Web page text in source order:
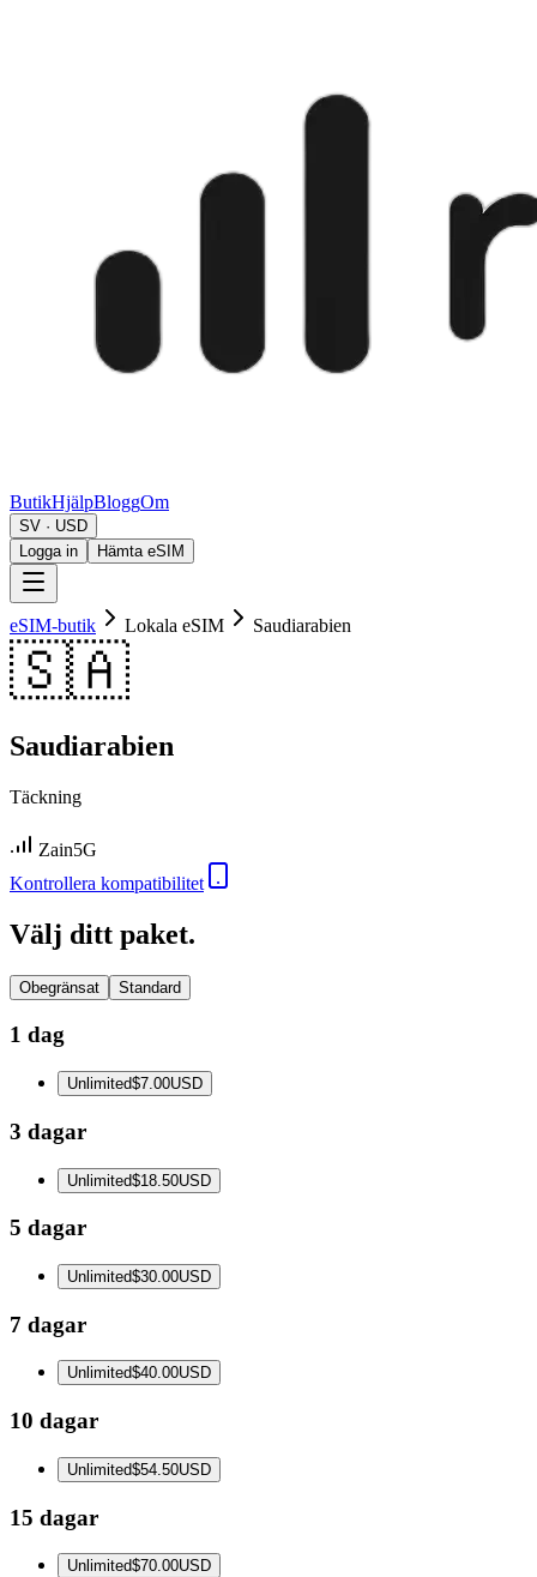
ButikHjälpBloggOm
SV · USD
Logga in
Hämta eSIM
eSIM-butik Lokala eSIM Saudiarabien
🇸🇦
Saudiarabien
Täckning
Zain5G
Kontrollera kompatibilitet
Välj ditt paket.
Obegränsat Standard
1 dag
Unlimited$7.00USD
3 dagar
Unlimited$18.50USD
5 dagar
Unlimited$30.00USD
7 dagar
Unlimited$40.00USD
10 dagar
Unlimited$54.50USD
15 dagar
Unlimited$70.00USD